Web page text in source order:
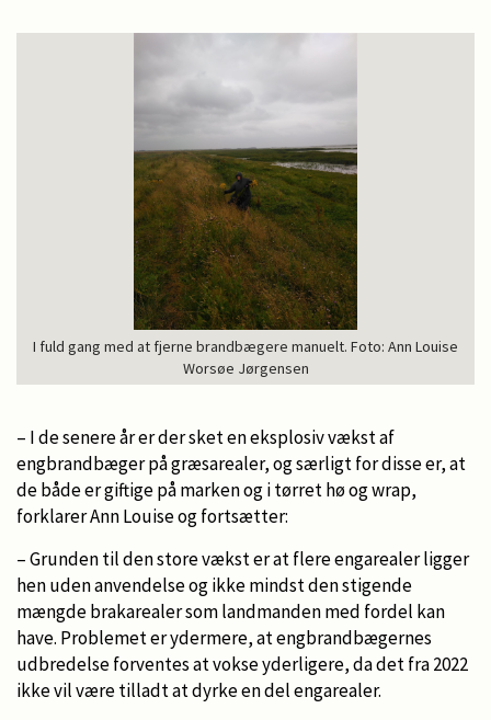
I fuld gang med at fjerne brandbægere manuelt. Foto: Ann Louise
Worsøe Jørgensen
– I de senere år er der sket en eksplosiv vækst af
engbrandbæger på græsarealer, og særligt for disse er, at
de både er giftige på marken og i tørret hø og wrap,
forklarer Ann Louise og fortsætter:
– Grunden til den store vækst er at flere engarealer ligger
hen uden anvendelse og ikke mindst den stigende
mængde brakarealer som landmanden med fordel kan
have. Problemet er ydermere, at engbrandbægernes
udbredelse forventes at vokse yderligere, da det fra 2022
ikke vil være tilladt at dyrke en del engarealer.